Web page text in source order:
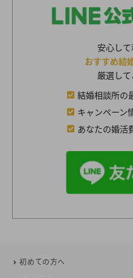
安心し
おすすめ結
厳選して
結婚相談所の
キャンペーン
あなたの婚活
初めての方へ